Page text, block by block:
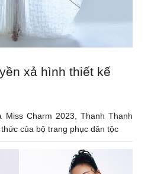
xả hình thiết kế
Charm 2023, Thanh Thanh
của bộ trang phục dân tộc